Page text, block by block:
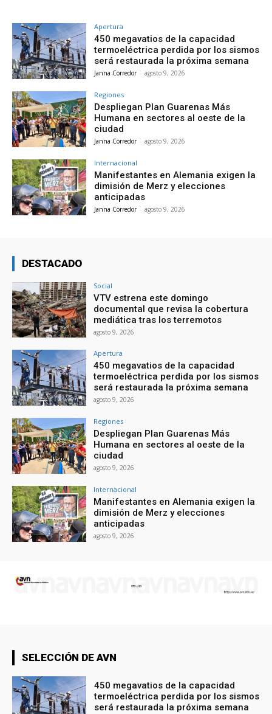
Apertura
450 megavatios de la capacidad
termoeléctrica perdida por los sismos
será restaurada la próxima semana
Janna Corredor - agosto 9, 2026
Regiones
Despliegan Plan Guarenas Más
Humana en sectores al oeste de la
ciudad
Janna Corredor - agosto 9, 2026
Internacional
Manifestantes en Alemania exigen la
dimisión de Merz y elecciones
anticipadas
Janna Corredor - agosto 9, 2026
DESTACADO
Social
VTV estrena este domingo
documental que revisa la cobertura
mediática tras los terremotos
agosto 9, 2026
Apertura
450 megavatios de la capacidad
termoeléctrica perdida por los sismos
será restaurada la próxima semana
agosto 9, 2026
Regiones
Despliegan Plan Guarenas Más
Humana en sectores al oeste de la
ciudad
agosto 9, 2026
Internacional
Manifestantes en Alemania exigen la
dimisión de Merz y elecciones
anticipadas
agosto 9, 2026
SELECCIÓN DE AVN
450 megavatios de la capacidad
termoeléctrica perdida por los sismos
será restaurada la próxima semana